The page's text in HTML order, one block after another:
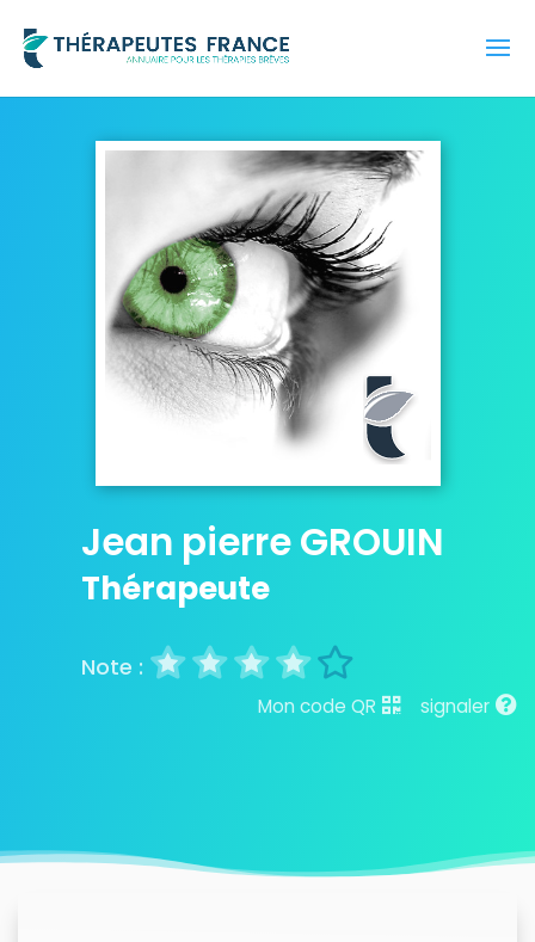
Jean pierre GROUIN
Thérapeute
signaler
Mon code QR